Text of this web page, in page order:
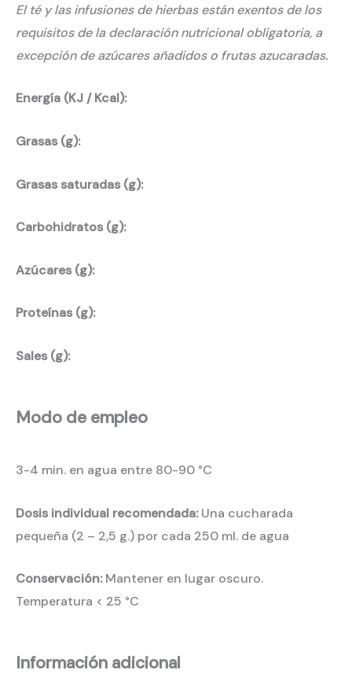
El té y las infusiones de hierbas están exentos de los
requisitos de la declaración nutricional obligatoria, a
excepción de azúcares añadidos o frutas azucaradas.
Energía (KJ / Kcal):
Grasas (g):
Grasas saturadas (g):
Carbohidratos (g):
Azúcares (g):
Proteínas (g):
Sales (g):
Modo de empleo
3-4 min. en agua entre 80-90 °C
Dosis individual recomendada:Una cucharada
pequeña (2 – 2,5 g.) por cada 250 ml. de agua
Conservación:Mantener en lugar oscuro.
Temperatura < 25 °C
Información adicional